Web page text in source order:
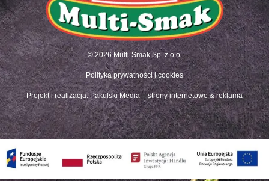
© 2026 Multi-Smak Sp. z o.o.
Polityka prywatności i cookies
Projekt i realizacja:Pakulski Media – strony internetowe & reklama